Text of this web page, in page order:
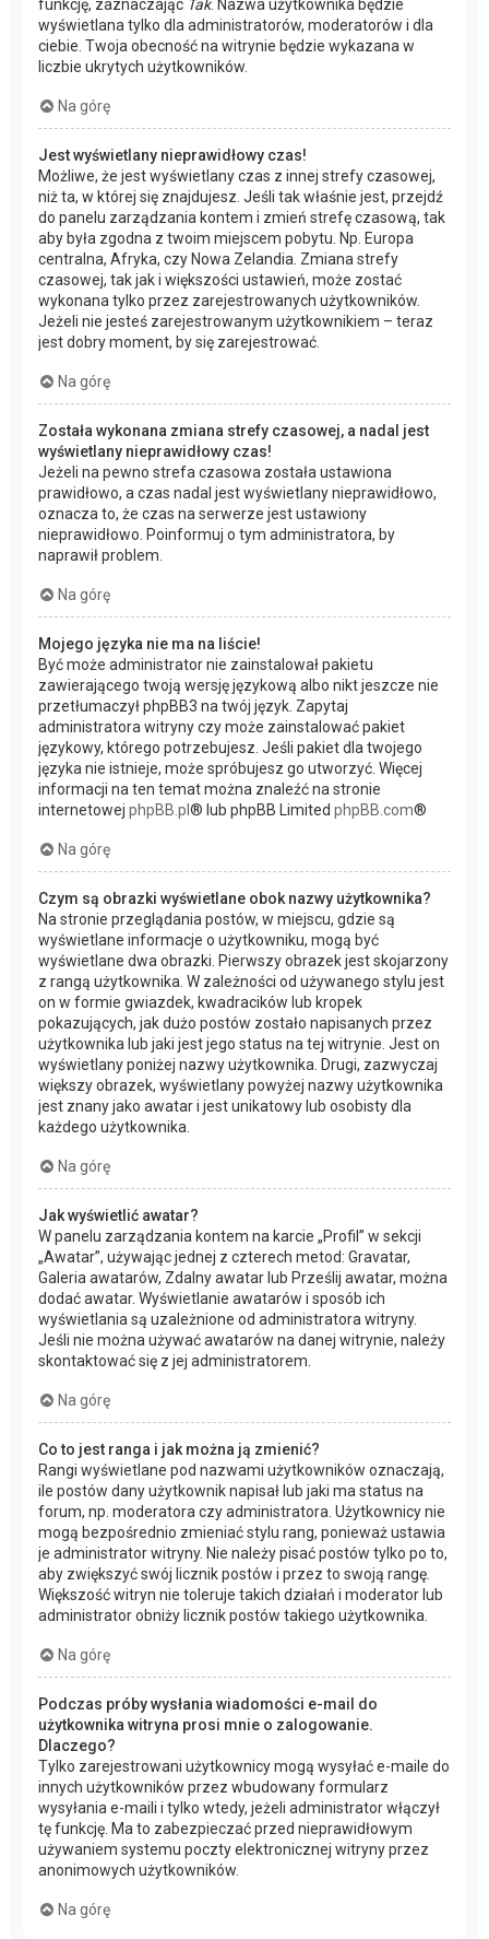
funkcję, zaznaczając Tak. Nazwa użytkownika będzie
wyświetlana tylko dla administratorów, moderatorów i dla
ciebie. Twoja obecność na witrynie będzie wykazana w
liczbie ukrytych użytkowników.
Na górę
Jest wyświetlany nieprawidłowy czas!
Możliwe, że jest wyświetlany czas z innej strefy czasowej,
niż ta, w której się znajdujesz. Jeśli tak właśnie jest, przejdź
do panelu zarządzania kontem i zmień strefę czasową, tak
aby była zgodna z twoim miejscem pobytu. Np. Europa
centralna, Afryka, czy Nowa Zelandia. Zmiana strefy
czasowej, tak jak i większości ustawień, może zostać
wykonana tylko przez zarejestrowanych użytkowników.
Jeżeli nie jesteś zarejestrowanym użytkownikiem – teraz
jest dobry moment, by się zarejestrować.
Na górę
Została wykonana zmiana strefy czasowej, a nadal jest
wyświetlany nieprawidłowy czas!
Jeżeli na pewno strefa czasowa została ustawiona
prawidłowo, a czas nadal jest wyświetlany nieprawidłowo,
oznacza to, że czas na serwerze jest ustawiony
nieprawidłowo. Poinformuj o tym administratora, by
naprawił problem.
Na górę
Mojego języka nie ma na liście!
Być może administrator nie zainstalował pakietu
zawierającego twoją wersję językową albo nikt jeszcze nie
przetłumaczył phpBB3 na twój język. Zapytaj
administratora witryny czy może zainstalować pakiet
językowy, którego potrzebujesz. Jeśli pakiet dla twojego
języka nie istnieje, może spróbujesz go utworzyć. Więcej
informacji na ten temat można znaleźć na stronie
internetowej phpBB.pl ® lub phpBB Limited phpBB.com®
Na górę
Czym są obrazki wyświetlane obok nazwy użytkownika?
Na stronie przeglądania postów, w miejscu, gdzie są
wyświetlane informacje o użytkowniku, mogą być
wyświetlane dwa obrazki. Pierwszy obrazek jest skojarzony
z rangą użytkownika. W zależności od używanego stylu jest
on w formie gwiazdek, kwadracików lub kropek
pokazujących, jak dużo postów zostało napisanych przez
użytkownika lub jaki jest jego status na tej witrynie. Jest on
wyświetlany poniżej nazwy użytkownika. Drugi, zazwyczaj
większy obrazek, wyświetlany powyżej nazwy użytkownika
jest znany jako awatar i jest unikatowy lub osobisty dla
każdego użytkownika.
Na górę
Jak wyświetlić awatar?
W panelu zarządzania kontem na karcie „Profil” w sekcji
„Awatar”, używając jednej z czterech metod: Gravatar,
Galeria awatarów, Zdalny awatar lub Prześlij awatar, można
dodać awatar. Wyświetlanie awatarów i sposób ich
wyświetlania są uzależnione od administratora witryny.
Jeśli nie można używać awatarów na danej witrynie, należy
skontaktować się z jej administratorem.
Na górę
Co to jest ranga i jak można ją zmienić?
Rangi wyświetlane pod nazwami użytkowników oznaczają,
ile postów dany użytkownik napisał lub jaki ma status na
forum, np. moderatora czy administratora. Użytkownicy nie
mogą bezpośrednio zmieniać stylu rang, ponieważ ustawia
je administrator witryny. Nie należy pisać postów tylko po to,
aby zwiększyć swój licznik postów i przez to swoją rangę.
Większość witryn nie toleruje takich działań i moderator lub
administrator obniży licznik postów takiego użytkownika.
Na górę
Podczas próby wysłania wiadomości e-mail do
użytkownika witryna prosi mnie o zalogowanie.
Dlaczego?
Tylko zarejestrowani użytkownicy mogą wysyłać e-maile do
innych użytkowników przez wbudowany formularz
wysyłania e-maili i tylko wtedy, jeżeli administrator włączył
tę funkcję. Ma to zabezpieczać przed nieprawidłowym
używaniem systemu poczty elektronicznej witryny przez
anonimowych użytkowników.
Na górę